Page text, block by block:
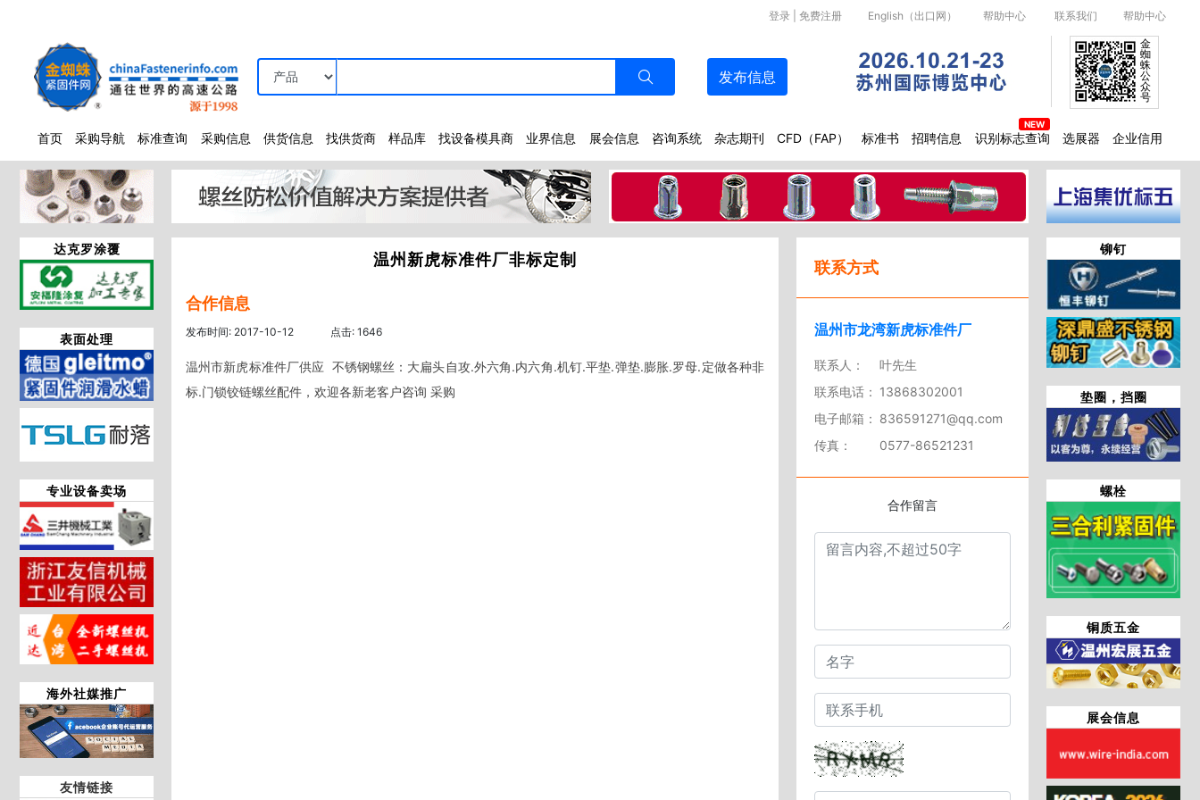
English（出口网） 帮助中心 联系我们 帮助中心
登录 免费注册
发布信息
首页 采购导航 标准查询 采购信息 供货信息 找供货商 样品库 找设备模具商 业界信息 展会信息 咨询系统 杂志期刊 CFD（FAP） 标准书 招聘信息 识别标志查询 选展器 企业信用
金
蜘
蛛
公
众
号
达克罗涂覆
表面处理
专业设备卖场
海外社媒推广
友情链接
铆钉
垫圈，挡圈
螺栓
铜质五金
展会信息
温州新虎标准件厂非标定制
合作信息
发布时间: 2017-10-12 点击: 1646
温州市新虎标准件厂供应  不锈钢螺丝：大扁头自攻.外六角.内六角.机钉.平垫.弹垫.膨胀.罗母.定做各种非
标.门锁铰链螺丝配件，欢迎各新老客户咨询 采购
联系方式
温州市龙湾新虎标准件厂
联系人：
叶先生
联系电话： 13868302001
电子邮箱： 836591271@qq.com
传真：
0577-86521231
合作留言